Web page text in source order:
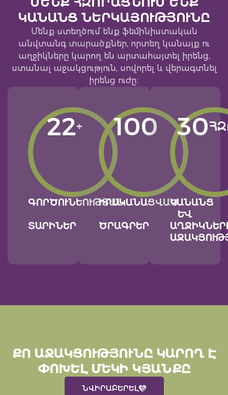
ԿԱՆԱՆՑ ՆԵՐԿԱՅՈՒԹՅՈՒՆԸ
Մենք ստեղծում ենք ֆեմինիստական
անվտանգ տարածքներ, որտեղ կանայք ու
աղջիկները կարող են արտահայտել իրենց,
ստանալ աջակցություն, սովորել և վերագտնել
իրենց ուժը։
22+
ԳՈՐԾՈՒՆԵՈՒԹՅԱՆ
ՏԱՐԻՆԵՐ
100
ԻՐԱԿԱՆԱՑՎԱԾ
ԾՐԱԳՐԵՐ
30
ԿԱՆԱՆՑ
ԵՒ Ա
ՔՈ ԱՋԱԿՑՈՒԹՅՈՒՆԸ ԿԱՐՈՂ Է
ՓՈԽԵԼ ՄԵԿԻ ԿՅԱՆՔԸ
ՆՎԻՐԱԲԵՐԵԼ